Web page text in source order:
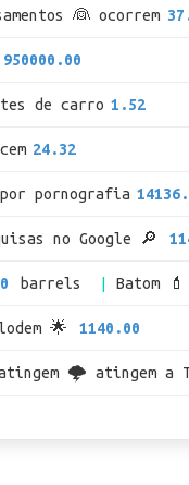
👰 ocorrem
950000.00
de carro 1.52
24.32
por pornografia
no Google 🔎
barrels Batom
🌟 1140.00
🌩 atingem a